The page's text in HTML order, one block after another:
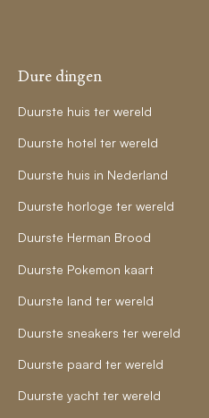
Dure dingen
Duurste huis ter wereld
Duurste hotel ter wereld
Duurste huis in Nederland
Duurste horloge ter wereld
Duurste Herman Brood
Duurste Pokemon kaart
Duurste land ter wereld
Duurste sneakers ter wereld
Duurste paard ter wereld
Duurste yacht ter wereld